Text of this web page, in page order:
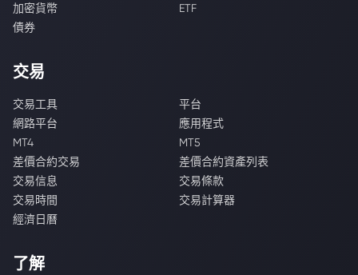
加密貨幣
ETF
債券
交易
交易工具
平台
網路平台
應用程式
MT4
MT5
差價合約交易
差價合約資產列表
交易信息
交易條款
交易時間
交易計算器
經濟日曆
了解